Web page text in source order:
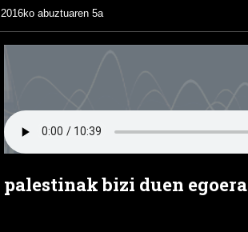
2016ko abuztuaren 5a
palestinak bizi duen